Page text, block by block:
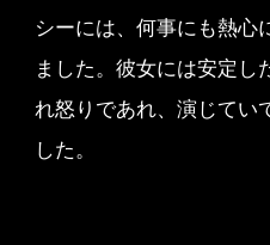
シーには、何事にも熱心
ました。彼女には安定し
れ怒りであれ、演じてい
した。